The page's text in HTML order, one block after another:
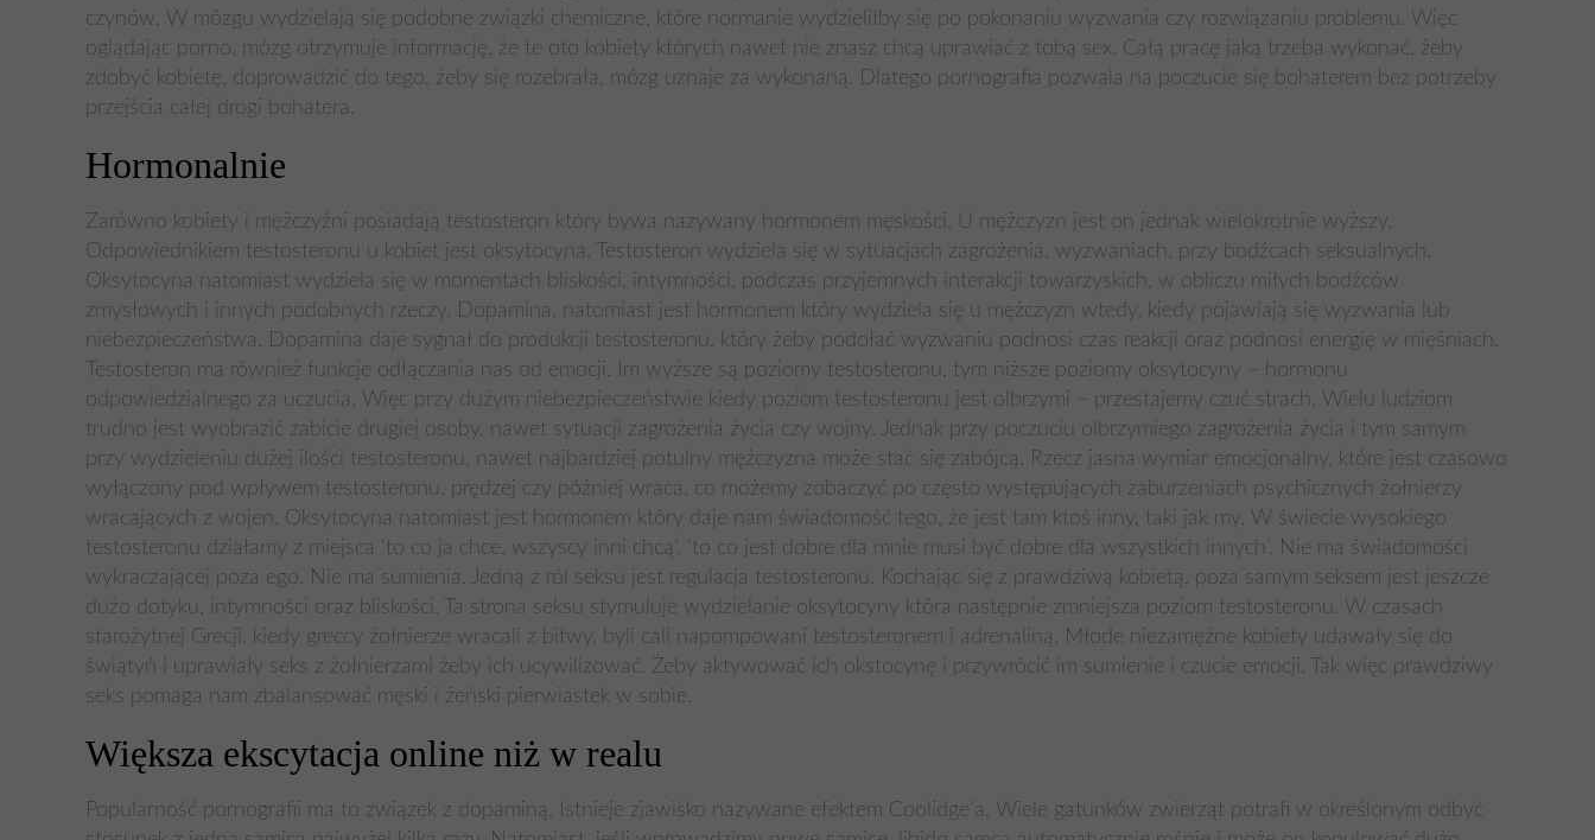
czynów. W mózgu wydzielają się podobne związki chemiczne, które normanie wydzieliłby się po pokonaniu wyzwania czy rozwiązaniu problemu. Więc
oglądając porno, mózg otrzymuje informację, że te oto kobiety których nawet nie znasz chcą uprawiać z tobą sex. Całą pracę jaką trzeba wykonać, żeby
zdobyć kobietę, doprowadzić do tego, żeby się rozebrała, mózg uznaje za wykonaną. Dlatego pornografia pozwala na poczucie się bohaterem bez potrzeby
przejścia całej drogi bohatera.
Hormonalnie
Zarówno kobiety i mężczyźni posiadają testosteron który bywa nazywany hormonem męskości. U mężczyzn jest on jednak wielokrotnie wyższy.
Odpowiednikiem testosteronu u kobiet jest oksytocyna. Testosteron wydziela się w sytuacjach zagrożenia, wyzwaniach, przy bodźcach seksualnych.
Oksytocyna natomiast wydziela się w momentach bliskości, intymności, podczas przyjemnych interakcji towarzyskich, w obliczu miłych bodźców
zmysłowych i innych podobnych rzeczy. Dopamina, natomiast jest hormonem który wydziela się u mężczyzn wtedy, kiedy pojawiają się wyzwania lub
niebezpieczeństwa. Dopamina daje sygnał do produkcji testosteronu, który żeby podołać wyzwaniu podnosi czas reakcji oraz podnosi energię w mięśniach.
Testosteron ma również funkcje odłączania nas od emocji. Im wyższe są poziomy testosteronu, tym niższe poziomy oksytocyny – hormonu
odpowiedzialnego za uczucia. Więc przy dużym niebezpieczeństwie kiedy poziom testosteronu jest olbrzymi – przestajemy czuć strach. Wielu ludziom
trudno jest wyobrazić zabicie drugiej osoby, nawet sytuacji zagrożenia życia czy wojny. Jednak przy poczuciu olbrzymiego zagrożenia życia i tym samym
przy wydzieleniu dużej ilości testosteronu, nawet najbardziej potulny mężczyzna może stać się zabójcą. Rzecz jasna wymiar emocjonalny, które jest czasowo
wyłączony pod wpływem testosteronu, prędzej czy później wraca, co możemy zobaczyć po często występujących zaburzeniach psychicznych żołnierzy
wracających z wojen. Oksytocyna natomiast jest hormonem który daje nam świadomość tego, że jest tam ktoś inny, taki jak my. W świecie wysokiego
testosteronu działamy z miejsca ‘to co ja chce, wszyscy inni chcą’, ‘to co jest dobre dla mnie musi być dobre dla wszystkich innych’. Nie ma świadomości
wykraczającej poza ego. Nie ma sumienia. Jedną z ról seksu jest regulacja testosteronu. Kochając się z prawdziwą kobietą, poza samym seksem jest jeszcze
dużo dotyku, intymności oraz bliskości. Ta strona seksu stymuluje wydzielanie oksytocyny która następnie zmniejsza poziom testosteronu. W czasach
starożytnej Grecji, kiedy greccy żołnierze wracali z bitwy, byli cali napompowani testosteronem i adrenaliną. Młode niezamężne kobiety udawały się do
świątyń i uprawiały seks z żołnierzami żeby ich ucywilizować. Żeby aktywować ich okstocynę i przywrócić im sumienie i czucie emocji. Tak więc prawdziwy
seks pomaga nam zbalansować męski i żeński pierwiastek w sobie.
Większa ekscytacja online niż w realu
Popularność pornografii ma to związek z dopaminą. Istnieje zjawisko nazywane efektem Coolidge’a. Wiele gatunków zwierząt potrafi w określonym odbyć